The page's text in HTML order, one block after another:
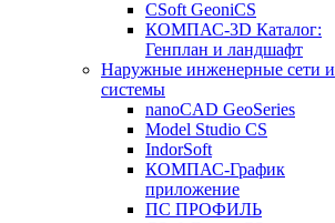
CSoft GeoniCS
КОМПАС-3D Каталог:
Генплан и ландшафт
Наружные инженерные сети и
системы
nanoCAD GeoSeries
Model Studio CS
IndorSoft
КОМПАС-График
приложение
ПС ПРОФИЛЬ